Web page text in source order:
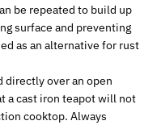
be repeated to build up
surface and preventing
as an alternative for rust
directly over an open
a cast iron teapot will not
cooktop. Always